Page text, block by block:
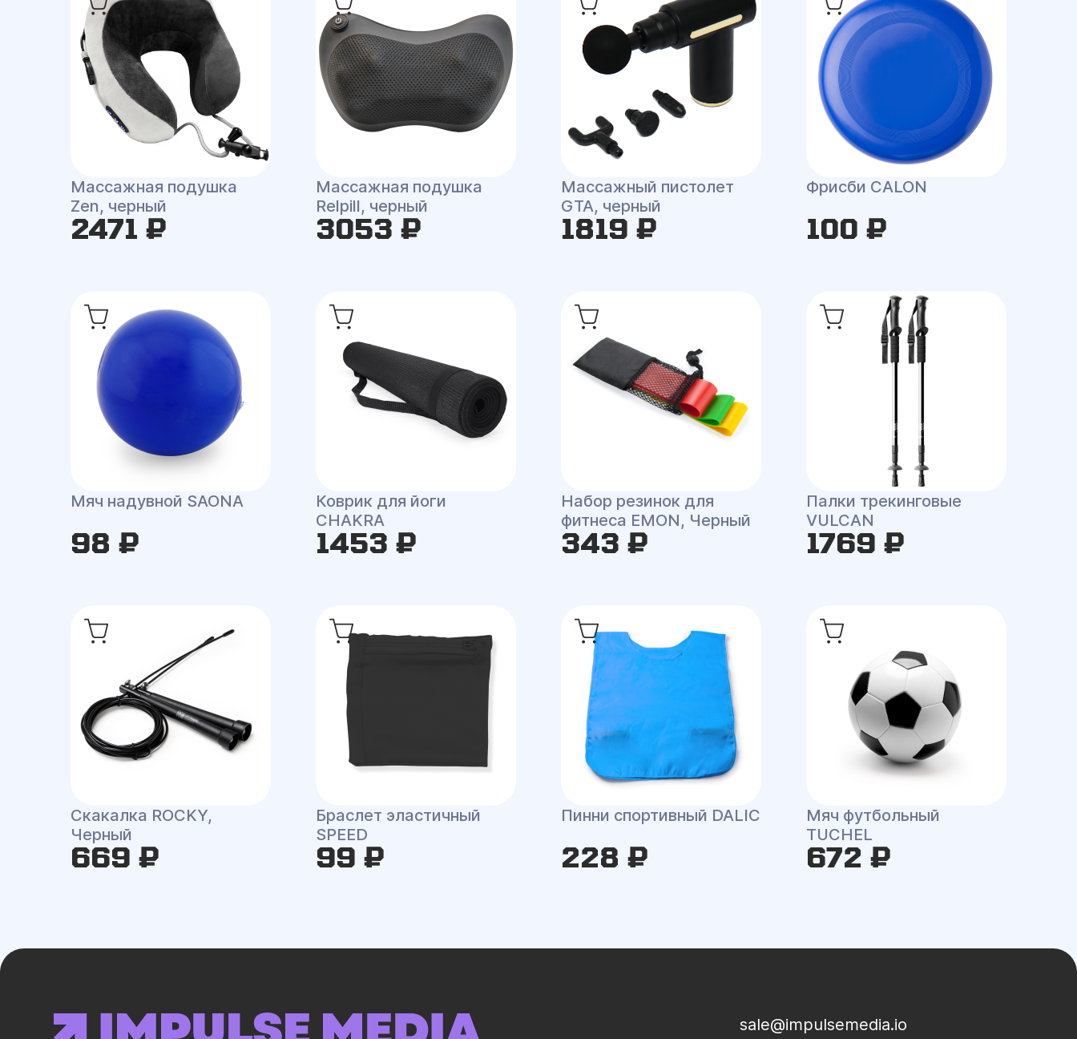
Массажная подушка
Zen, черный
2471 ₽
Массажная подушка
Relpill, черный
3053 ₽
Массажный пистолет
GTA, черный
1819 ₽
Фрисби CALON
100 ₽
Мяч надувной SAONA
98 ₽
Коврик для йоги
CHAKRA
1453 ₽
Набор резинок для
фитнеса EMON, Черный
343 ₽
Палки трекинговые
VULCAN
1769 ₽
Скакалка ROCKY,
Черный
669 ₽
Браслет эластичный
SPEED
99 ₽
Пинни спортивный DALIC
228 ₽
Мяч футбольный
TUCHEL
672 ₽
sale@impulsemedia.io